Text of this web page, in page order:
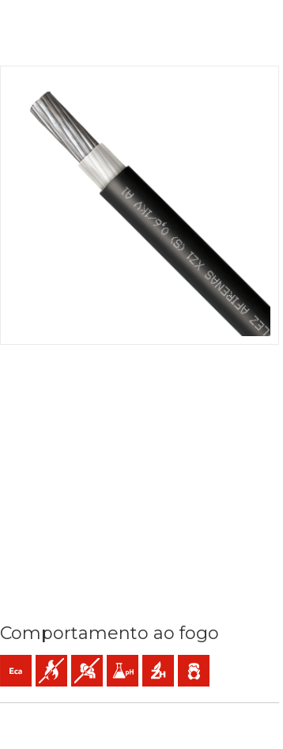
Comportamento ao fogo
Eca (reacção ao fogo)
Não propagador da chama
Baixa opacidade e produção de fumo
Baixa acidez e condutividade dos
Sem halogéneos
Baixa emissão de